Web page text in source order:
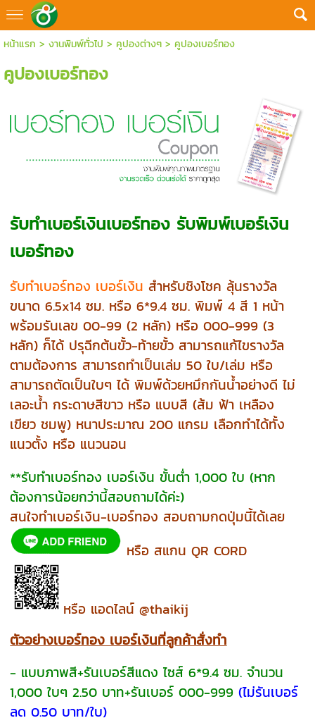
หน้าแรก > งานพิมพ์ทั่วไป > คูปองต่างๆ> คูปองเบอร์ทอง
คูปองเบอร์ทอง
รับทำเบอร์เงินเบอร์ทอง รับพิมพ์เบอร์เงิน
เบอร์ทอง
รับทำเบอร์ทอง เบอร์เงิน สำหรับชิงโชค ลุ้นรางวัล
ขนาด 6.5x14 ซม. หรือ 6*9.4 ซม. พิมพ์ 4 สี 1 หน้า
พร้อมรันเลข 00-99 (2 หลัก) หรือ 000-999 (3
หลัก) ก็ได้ ปรุฉีกต้นขั้ว-ท้ายขั้ว สามารถแก้ไขรางวัล
ตามต้องการ สามารถทำเป็นเล่ม 50 ใบ/เล่ม หรือ
สามารถตัดเป็นใบๆ ได้ พิมพ์ด้วยหมึกกันน้ำอย่างดี ไม่
เลอะน้ำ กระดาษสีขาว หรือ แบบสี (ส้ม ฟ้า เหลือง
เขียว ชมพู) หนาประมาณ 200 แกรม เลือกทำได้ทั้ง
แนวตั้ง หรือ แนวนอน
**รับทำเบอร์ทอง เบอร์เงิน ขั้นต่ำ 1,000 ใบ (หาก
ต้องการน้อยกว่านี้สอบถามได้ค่ะ)
สนใจทำเบอร์เงิน-เบอร์ทอง สอบถามกดปุ่มนี้ได้เลย
หรือ สแกน QR CORD
หรือ แอดไลน์ @thaikij
ตัวอย่างเบอร์ทอง เบอร์เงินที่ลูกค้าสั่งทำ
- แบบภาพสี+รันเบอร์สีแดง ไซส์ 6*9.4 ซม. จำนวน
1,000 ใบๆ 2.50 บาท+รันเบอร์ 000-999(ไม่รันเบอร์
ลด 0.50 บาท/ใบ)